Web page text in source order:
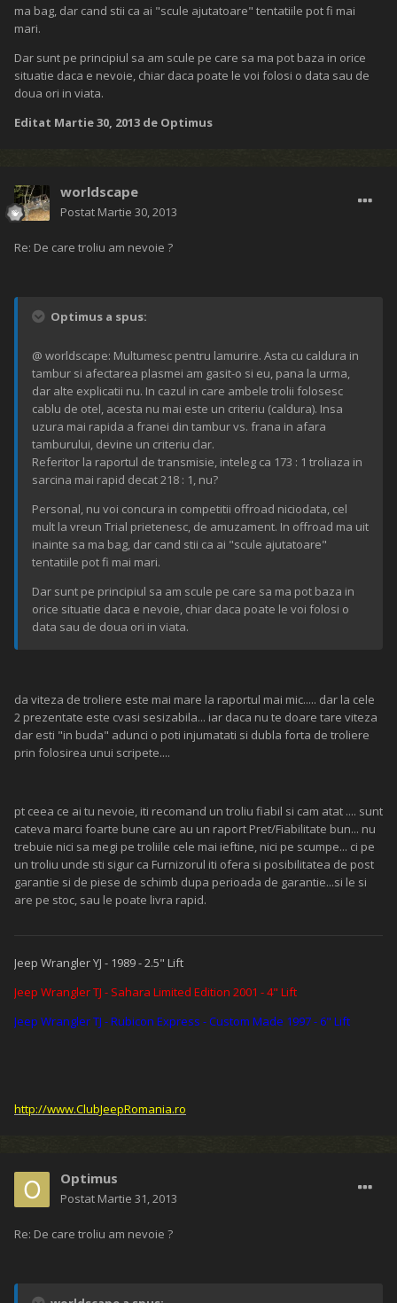
ma bag, dar cand stii ca ai "scule ajutatoare" tentatiile pot fi mai
mari.
Dar sunt pe principiul sa am scule pe care sa ma pot baza in orice
situatie daca e nevoie, chiar daca poate le voi folosi o data sau de
doua ori in viata.
Editat Martie 30, 2013 de Optimus
worldscape
Postat Martie 30, 2013
Re: De care troliu am nevoie ?
Optimus a spus:
@ worldscape: Multumesc pentru lamurire. Asta cu caldura in
tambur si afectarea plasmei am gasit-o si eu, pana la urma,
dar alte explicatii nu. In cazul in care ambele trolii folosesc
cablu de otel, acesta nu mai este un criteriu (caldura). Insa
uzura mai rapida a franei din tambur vs. frana in afara
tamburului, devine un criteriu clar.
Referitor la raportul de transmisie, inteleg ca 173 : 1 troliaza in
sarcina mai rapid decat 218 : 1, nu?
Personal, nu voi concura in competitii offroad niciodata, cel
mult la vreun Trial prietenesc, de amuzament. In offroad ma uit
inainte sa ma bag, dar cand stii ca ai "scule ajutatoare"
tentatiile pot fi mai mari.
Dar sunt pe principiul sa am scule pe care sa ma pot baza in
orice situatie daca e nevoie, chiar daca poate le voi folosi o
data sau de doua ori in viata.
da viteza de troliere este mai mare la raportul mai mic..... dar la cele
2 prezentate este cvasi sesizabila... iar daca nu te doare tare viteza
dar esti "in buda" adunci o poti injumatati si dubla forta de troliere
prin folosirea unui scripete....
pt ceea ce ai tu nevoie, iti recomand un troliu fiabil si cam atat .... sunt
cateva marci foarte bune care au un raport Pret/Fiabilitate bun... nu
trebuie nici sa megi pe troliile cele mai ieftine, nici pe scumpe... ci pe
un troliu unde sti sigur ca Furnizorul iti ofera si posibilitatea de post
garantie si de piese de schimb dupa perioada de garantie...si le si
are pe stoc, sau le poate livra rapid.
Jeep Wrangler YJ - 1989 - 2.5" Lift
Jeep Wrangler TJ - Sahara Limited Edition 2001 - 4" Lift
Jeep Wrangler TJ - Rubicon Express - Custom Made 1997 - 6" Lift
http://www.ClubJeepRomania.ro
Optimus
Postat Martie 31, 2013
Re: De care troliu am nevoie ?